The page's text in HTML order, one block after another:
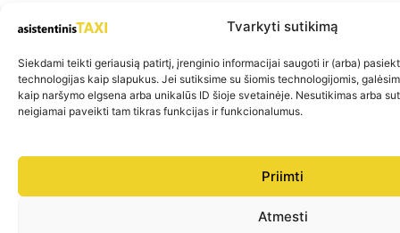
Tvarkyti sutikimą
Siekdami teikti geriausią patirtį, įrenginio informacijai saugoti ir (arba)
technologijas kaip slapukus. Jei sutiksime su šiomis technologijomis,
kaip naršymo elgsena arba unikalūs ID šioje svetainėje. Nesutikimas arba
neigiamai paveikti tam tikras funkcijas ir funkcionalumus.
Priimti
Atmesti